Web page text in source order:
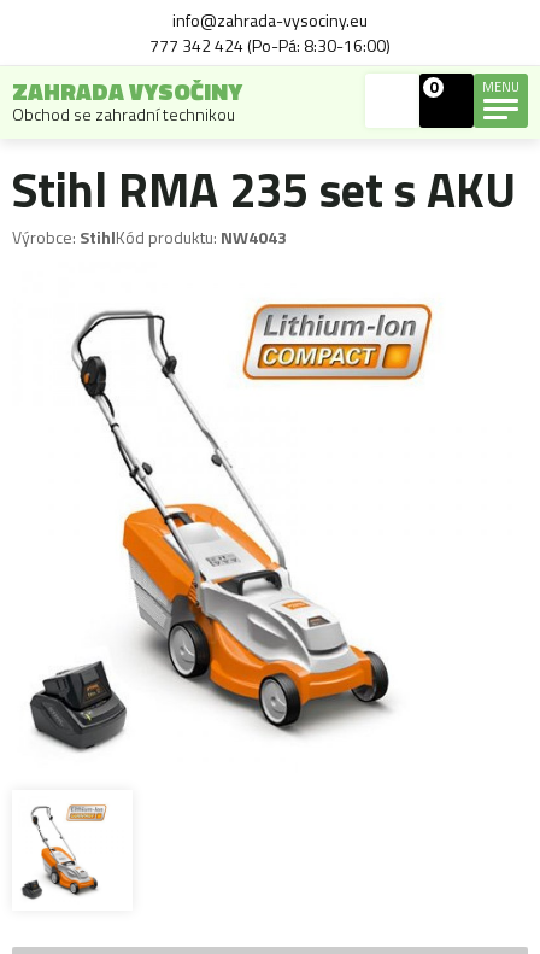
info@zahrada-vysociny.eu
777 342 424 (Po-Pá: 8:30-16:00)
ZAHRADA VYSOČINY
Obchod se zahradní technikou
0 MENU
Stihl RMA 235 set s AKU
Výrobce: StihlKód produktu: NW4043